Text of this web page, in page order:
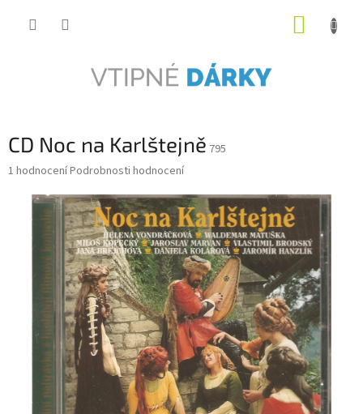
CD Noc na Karlštejně 795
Průměrné
produktu
hvězdiček.
1 hodnoceníPodrobnosti hodnocení